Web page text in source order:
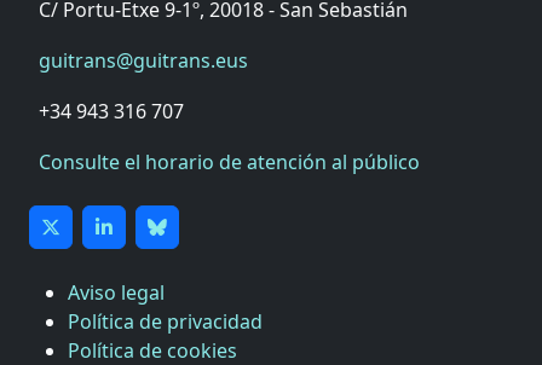
C/ Portu-Etxe 9-1º, 20018 - San Sebastián
guitrans@guitrans.eus
+34 943 316 707
Consulte el horario de atención al público
Aviso legal
Política de privacidad
Política de cookies